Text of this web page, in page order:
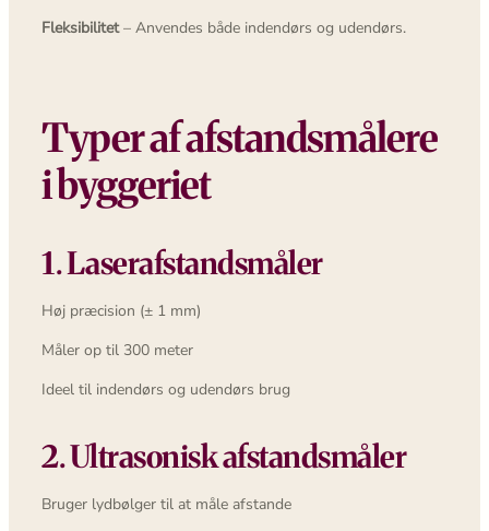
Fleksibilitet– Anvendes både indendørs og udendørs.
Typer af afstandsmålere
i byggeriet
1. Laserafstandsmåler
Høj præcision (± 1 mm)
Måler op til 300 meter
Ideel til indendørs og udendørs brug
2. Ultrasonisk afstandsmåler
Bruger lydbølger til at måle afstande